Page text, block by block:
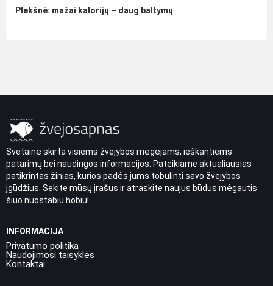
Plekšnė: mažai kalorijų – daug baltymų
Svetainė skirta visiems žvejybos mėgėjams, ieškantiems
patarimų bei naudingos informacijos. Pateikiame aktualiausias
patikrintas žinias, kurios padės jums tobulinti savo žvejybos
įgūdžius. Sekite mūsų įrašus ir atraskite naujus būdus mėgautis
šiuo nuostabiu hobiu!
INFORMACIJA
Privatumo politika
Naudojimosi taisyklės
Kontaktai